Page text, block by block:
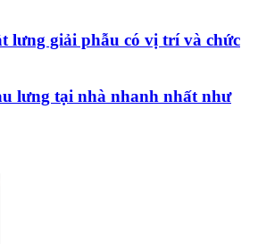
lưng giải phẫu có vị trí và chức
lưng tại nhà nhanh nhất như